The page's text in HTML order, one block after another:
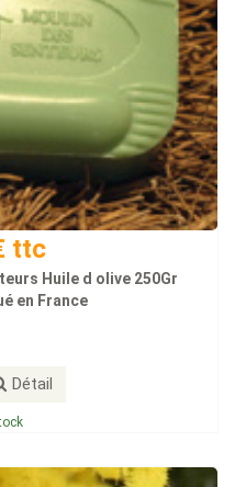
ttc
Huile d olive 250Gr
en France
Détail